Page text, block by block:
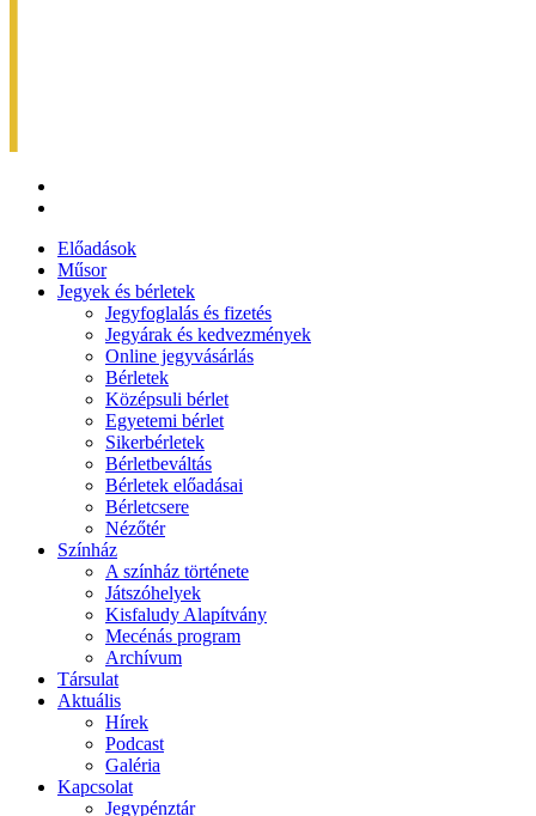
Előadások
Műsor
Jegyek és bérletek
Jegyfoglalás és fizetés
Jegyárak és kedvezmények
Online jegyvásárlás
Bérletek
Középsuli bérlet
Egyetemi bérlet
Sikerbérletek
Bérletbeváltás
Bérletek előadásai
Bérletcsere
Nézőtér
Színház
A színház története
Játszóhelyek
Kisfaludy Alapítvány
Mecénás program
Archívum
Társulat
Aktuális
Hírek
Podcast
Galéria
Kapcsolat
Jegypénztár